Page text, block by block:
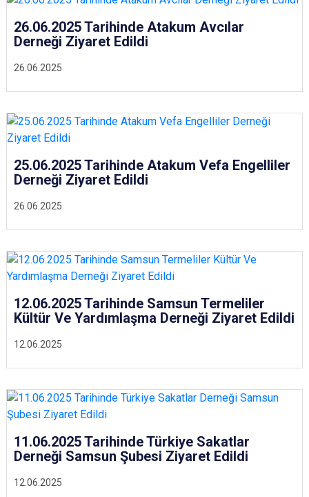
26.06.2025
26.06.2025 Tarihinde Atakum Avcılar
Derneği Ziyaret Edildi
26.06.2025
25.06.2025 Tarihinde Atakum Vefa Engelliler
Derneği Ziyaret Edildi
12.06.2025
12.06.2025 Tarihinde Samsun Termeliler
Kültür Ve Yardımlaşma Derneği Ziyaret Edildi
12.06.2025
11.06.2025 Tarihinde Türkiye Sakatlar
Derneği Samsun Şubesi Ziyaret Edildi